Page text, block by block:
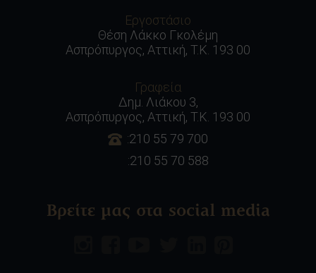
Εργοστάσιο
Θέση Λάκκο Γκολέμη
Ασπρόπυργος, Αττική, Τ.Κ. 193 00
Γραφεία
Δημ. Λιάκου 3,
Ασπρόπυργος, Αττική, Τ.Κ. 193 00
:210 55 79 700
:210 55 70 588
Βρείτε μας στα social media